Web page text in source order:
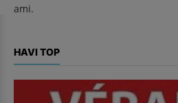
ami.
HAVI TOP